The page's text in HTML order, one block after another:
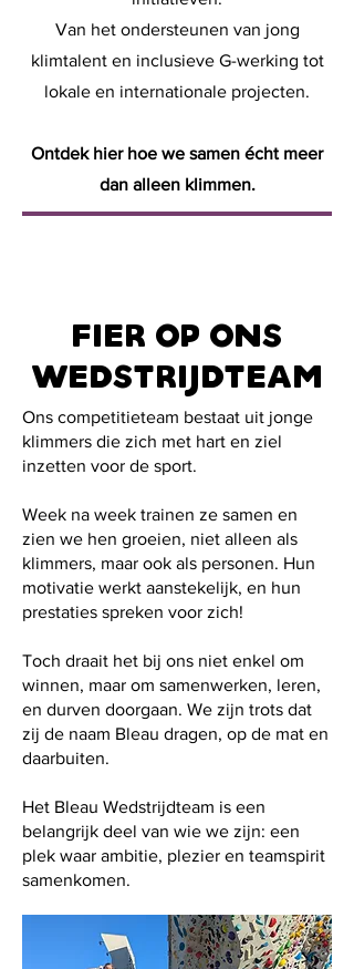
Van het ondersteunen van jong
klimtalent en inclusieve G-werking tot
lokale en internationale projecten.
Ontdek hier hoe we samen écht meer
dan alleen klimmen.
FIER OP ONS
WEDSTRIJDTEAM
Ons competitieteam bestaat uit jonge
klimmers die zich met hart en ziel
inzetten voor de sport.
Week na week trainen ze samen en
zien we hen groeien, niet alleen als
klimmers, maar ook als personen. Hun
motivatie werkt aanstekelijk, en hun
prestaties spreken voor zich!
Toch draait het bij ons niet enkel om
winnen, maar om samenwerken, leren,
en durven doorgaan. We zijn trots dat
zij de naam Bleau dragen, op de mat en
daarbuiten.
Het Bleau Wedstrijdteam is een
belangrijk deel van wie we zijn: een
plek waar ambitie, plezier en teamspirit
samenkomen.